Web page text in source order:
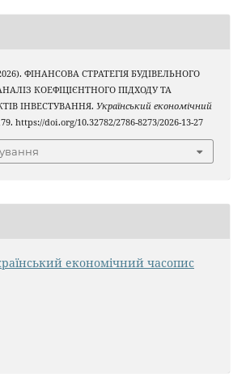
ФІНАНСОВА СТРАТЕГІЯ БУДІВЕЛЬНОГО
КОЕФІЦІЄНТНОГО ПІДХОДУ ТА
ІНВЕСТУВАННЯ. Український економічний
https://doi.org/10.32782/2786-8273/2026-13-27
економічний часопис